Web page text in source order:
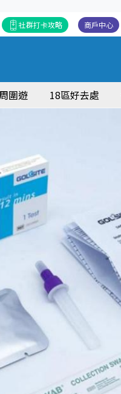
商戶中心
社群打卡攻略
圍遊 18區好去處